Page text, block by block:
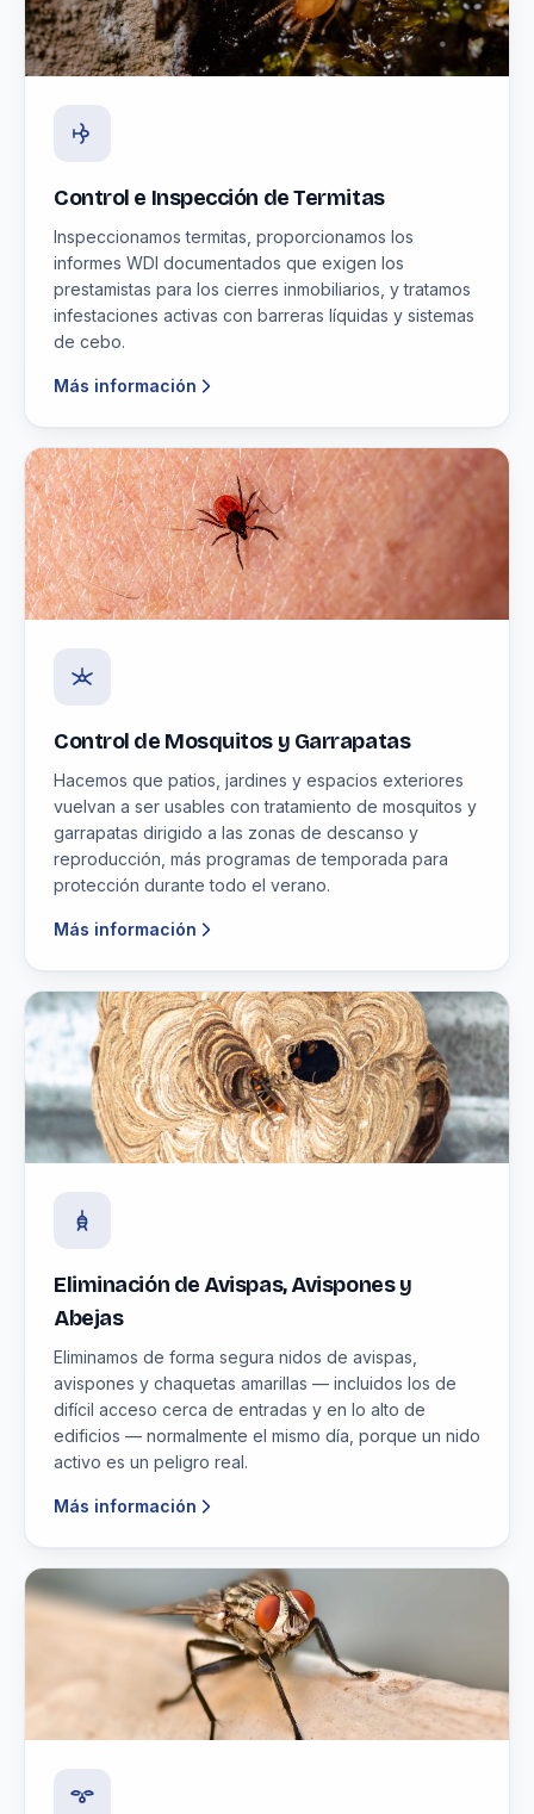
Control e Inspección de Termitas
Inspeccionamos termitas, proporcionamos los
informes WDI documentados que exigen los
prestamistas para los cierres inmobiliarios, y tratamos
infestaciones activas con barreras líquidas y sistemas
de cebo.
Más información
Control de Mosquitos y Garrapatas
Hacemos que patios, jardines y espacios exteriores
vuelvan a ser usables con tratamiento de mosquitos y
garrapatas dirigido a las zonas de descanso y
reproducción, más programas de temporada para
protección durante todo el verano.
Más información
Eliminación de Avispas, Avispones y
Abejas
Eliminamos de forma segura nidos de avispas,
avispones y chaquetas amarillas — incluidos los de
difícil acceso cerca de entradas y en lo alto de
edificios — normalmente el mismo día, porque un nido
activo es un peligro real.
Más información